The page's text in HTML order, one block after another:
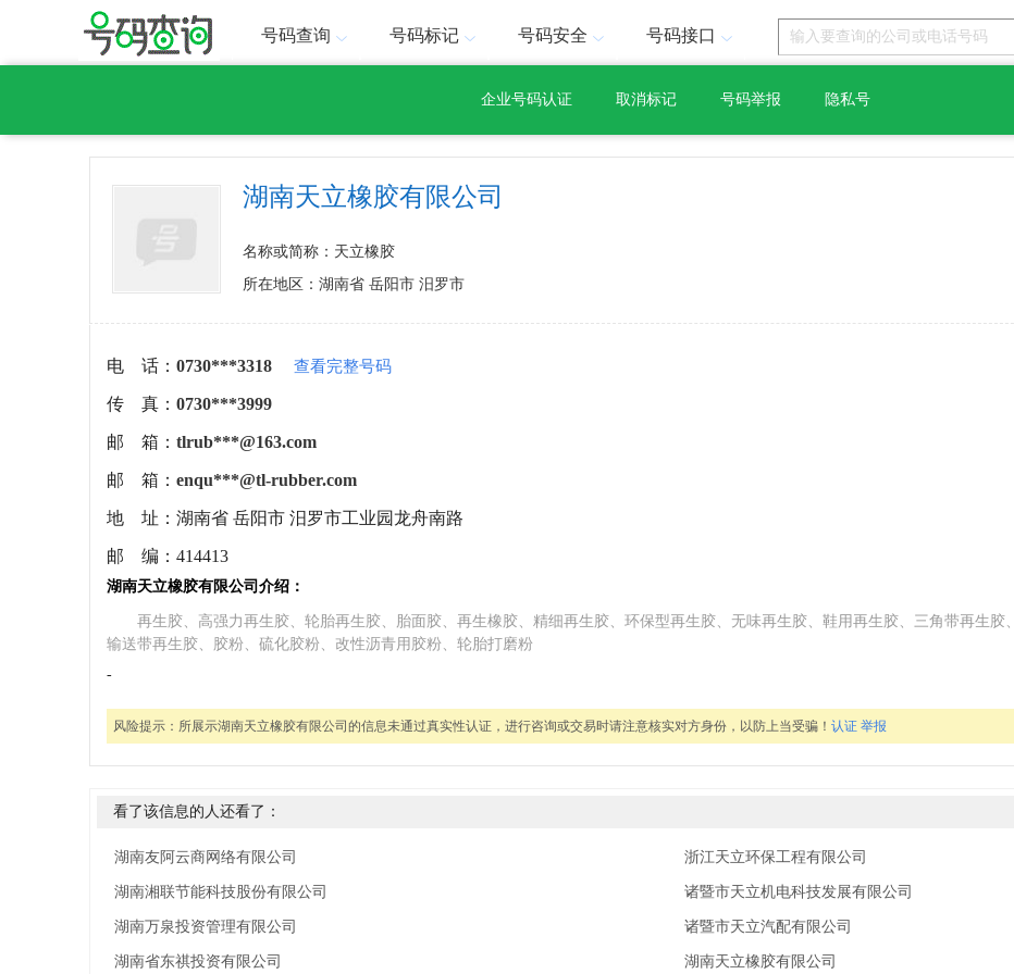
号码查询 号码标记 号码安全 号码接口
企业号码认证 取消标记 号码举报 隐私号
湖南天立橡胶有限公司
名称或简称：天立橡胶
所在地区：湖南省 岳阳市 汨罗市
电 话： 0730***3318 查看完整号码
传 真： 0730***3999
邮 箱： tlrub***@163.com
邮 箱： enqu***@tl-rubber.com
地 址： 湖南省 岳阳市 汨罗市工业园龙舟南路
邮 编： 414413
湖南天立橡胶有限公司介绍：
再生胶、高强力再生胶、轮胎再生胶、胎面胶、再生橡胶、精细再生胶、环保型再生胶、无味再生胶、鞋用再生胶、三角带再生胶、
输送带再生胶、胶粉、硫化胶粉、改性沥青用胶粉、轮胎打磨粉
-
风险提示： 所展示湖南天立橡胶有限公司的信息未通过真实性认证，进行咨询或交易时请注意核实对方身份，以防上当受骗！ 认证 举报
看了该信息的人还看了：
湖南友阿云商网络有限公司
湖南湘联节能科技股份有限公司
湖南万泉投资管理有限公司
湖南省东祺投资有限公司
浙江天立环保工程有限公司
诸暨市天立机电科技发展有限公司
诸暨市天立汽配有限公司
湖南天立橡胶有限公司